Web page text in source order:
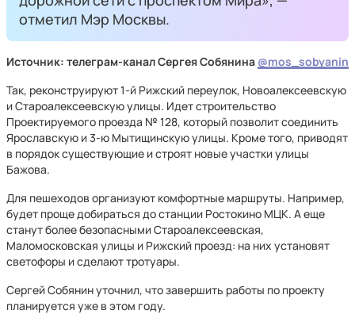
отметил Мэр Москвы.
Источник: телеграм-канал Сергея Собянина @mos_sobyanin
Так, реконструируют 1-й Рижский переулок, Новоалексеевскую
и Староалексеевскую улицы. Идет строительство
Проектируемого проезда № 128, который позволит соединить
Ярославскую и 3-ю Мытищинскую улицы. Кроме того, приводят
в порядок существующие и строят новые участки улицы
Бажова.
Для пешеходов организуют комфортные маршруты. Например,
будет проще добираться до станции Ростокино МЦК. А еще
станут более безопасными Староалексеевская,
Маломосковская улицы и Рижский проезд: на них установят
светофоры и сделают тротуары.
Сергей Собянин уточнил, что завершить работы по проекту
планируется уже в этом году.